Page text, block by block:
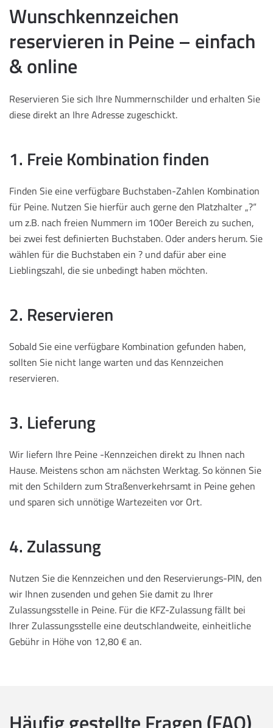
Wunschkennzeichen
reservieren in Peine – einfach
& online
Reservieren Sie sich Ihre Nummernschilder und erhalten Sie
diese direkt an Ihre Adresse zugeschickt.
1. Freie Kombination finden
Finden Sie eine verfügbare Buchstaben-Zahlen Kombination
für Peine. Nutzen Sie hierfür auch gerne den Platzhalter „?“
um z.B. nach freien Nummern im 100er Bereich zu suchen,
bei zwei fest definierten Buchstaben. Oder anders herum. Sie
wählen für die Buchstaben ein ? und dafür aber eine
Lieblingszahl, die sie unbedingt haben möchten.
2. Reservieren
Sobald Sie eine verfügbare Kombination gefunden haben,
sollten Sie nicht lange warten und das Kennzeichen
reservieren.
3. Lieferung
Wir liefern Ihre Peine -Kennzeichen direkt zu Ihnen nach
Hause. Meistens schon am nächsten Werktag. So können Sie
mit den Schildern zum Straßenverkehrsamt in Peine gehen
und sparen sich unnötige Wartezeiten vor Ort.
4. Zulassung
Nutzen Sie die Kennzeichen und den Reservierungs-PIN, den
wir Ihnen zusenden und gehen Sie damit zu Ihrer
Zulassungsstelle in Peine. Für die KFZ-Zulassung fällt bei
Ihrer Zulassungsstelle eine deutschlandweite, einheitliche
Gebühr in Höhe von 12,80 € an.